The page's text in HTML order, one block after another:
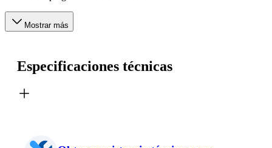
Mostrar más
Especificaciones técnicas